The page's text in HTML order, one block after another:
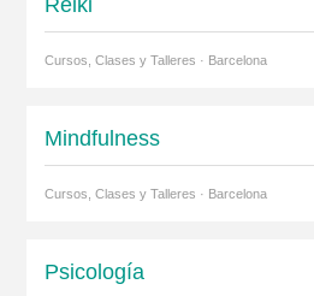
Cursos, Clases y Talleres · Barcelona
Mindfulness
Cursos, Clases y Talleres · Barcelona
Psicología